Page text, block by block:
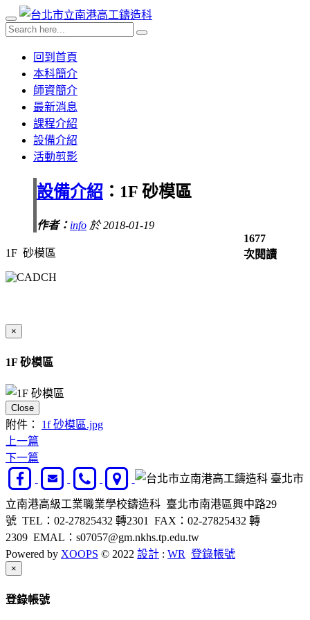
回到首頁
本科簡介
師資簡介
最新消息
課程介紹
設備介紹
活動剪影
設備介紹 ：1F 砂模區
作者： info 於 2018-01-19
1677
次閱讀
1F 砂模區
×
1F 砂模區
Close
附件： 1f 砂模區.jpg
上一篇
下一篇
臺北市
立南港高級工業職業學校鑄造科 臺北市南港區興中路29
號 TEL：02-27825432 轉2301 FAX：02-27825432 轉
2309 EMAL：s07057@gm.nkhs.tp.edu.tw
Powered by XOOPS © 2022 設計 : WR 登錄帳號
×
登錄帳號